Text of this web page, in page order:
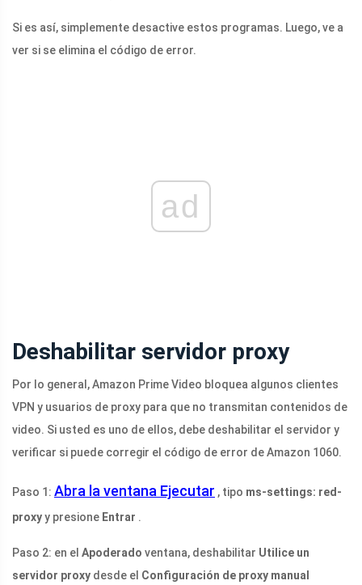
Si es así, simplemente desactive estos programas. Luego, ve a
ver si se elimina el código de error.
ad
Deshabilitar servidor proxy
Por lo general, Amazon Prime Video bloquea algunos clientes
VPN y usuarios de proxy para que no transmitan contenidos de
video. Si usted es uno de ellos, debe deshabilitar el servidor y
verificar si puede corregir el código de error de Amazon 1060.
Paso 1: Abra la ventana Ejecutar , tipo ms-settings: red-
proxyy presione Entrar .
Paso 2: en el Apoderado ventana, deshabilitar Utilice un
servidor proxy desde el Configuración de proxy manual